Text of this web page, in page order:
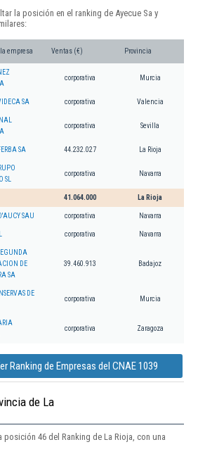
la posición en el ranking de Ayecue Sa y
empresa Ventas (€) Provincia
corporativa Murcia
SA corporativa Valencia
corporativa Sevilla
SA 44.232.027 La Rioja
SL
corporativa Navarra
41.064.000 La Rioja
SAU corporativa Navarra
corporativa Navarra
DE
SA
39.460.913 Badajoz
DE
corporativa Murcia
corporativa Zaragoza
Ranking de Empresas del CNAE 1039
de La
posición 46 del Ranking de La Rioja, con una